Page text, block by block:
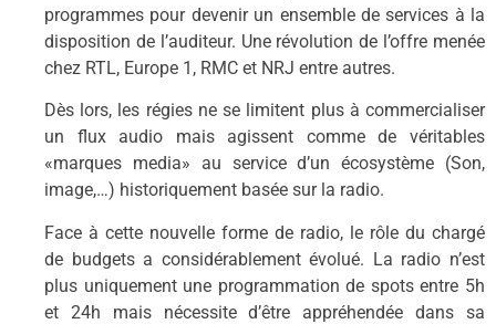
programmes pour devenir un ensemble de services à la
disposition de l’auditeur. Une révolution de l’offre menée
chez RTL, Europe 1, RMC et NRJ entre autres.
Dès lors, les régies ne se limitent plus à commercialiser
un flux audio mais agissent comme de véritables
«marques media» au service d’un écosystème (Son,
image,…) historiquement basée sur la radio.
Face à cette nouvelle forme de radio, le rôle du chargé
de budgets a considérablement évolué. La radio n’est
plus uniquement une programmation de spots entre 5h
et 24h mais nécessite d’être appréhendée dans sa